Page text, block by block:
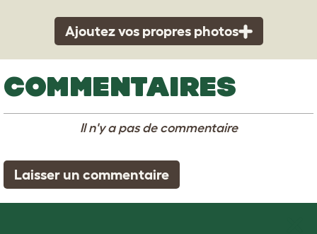
Ajoutez vos propres photos
COMMENTAIRES
Il n'y a pas de commentaire
Laisser un commentaire